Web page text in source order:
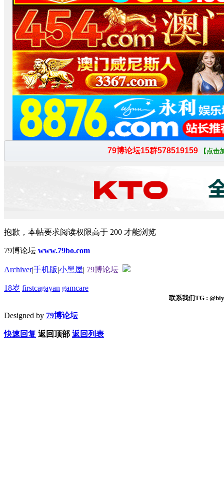
抱歉，本帖要求阅读权限高于 200 才能浏览
79博论坛 www.79bo.com
Archiver|手机版|小黑屋| 79博论坛
18岁 firstcagayan gamcare
联系我们TG :
Designed by 79博论坛
快速回复 返回顶部 返回列表